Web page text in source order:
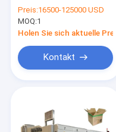
Preis:16500-125000 USD
MOQ:1
Holen Sie sich aktuelle Preis
Kontakt